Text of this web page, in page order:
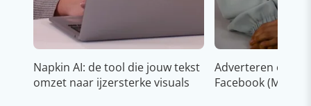
Napkin AI: de tool die jouw tekst
omzet naar ijzersterke visuals
Adverteren op
Facebook (Meta)